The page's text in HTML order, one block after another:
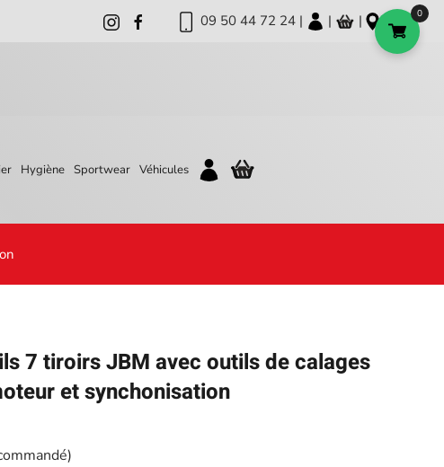
09 50 44 72 24 | | |
Hygiène Sportwear Véhicules
7 tiroirs JBM avec outils de calages
et synchonisation
0